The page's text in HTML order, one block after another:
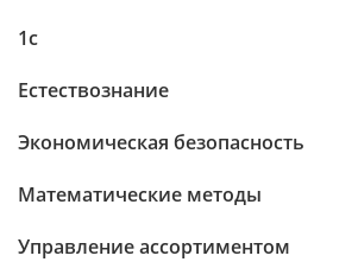
1c
Естествознание
Экономическая безопасность
Математические методы
Управление ассортиментом